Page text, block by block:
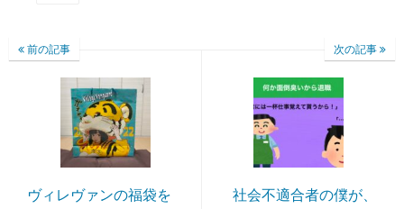
前の記事
ヴィレヴァンの福袋を
次の記事
社会不適合者の僕が、